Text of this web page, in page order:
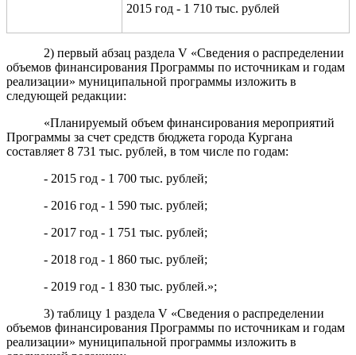
2015 год - 1 710 тыс. рублей
2) первый абзац раздела V «Сведения о распределении
объемов финансирования Программы по источникам и годам
реализации» муниципальной программы изложить в
следующей редакции:
«Планируемый объем финансирования мероприятий
Программы за счет средств бюджета города Кургана
составляет 8 731 тыс. рублей, в том числе по годам:
- 2015 год - 1 700 тыс. рублей;
- 2016 год - 1 590 тыс. рублей;
- 2017 год - 1 751 тыс. рублей;
- 2018 год - 1 860 тыс. рублей;
- 2019 год - 1 830 тыс. рублей.»;
3) таблицу 1 раздела V «Сведения о распределении
объемов финансирования Программы по источникам и годам
реализации» муниципальной программы изложить в